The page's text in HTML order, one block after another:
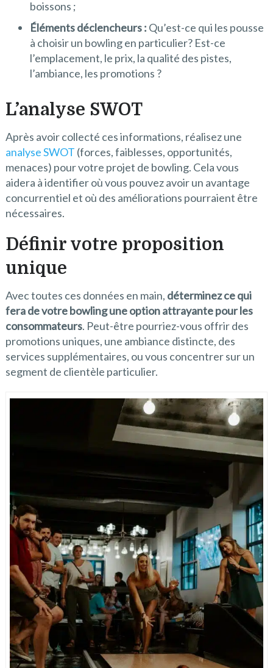
boissons ;
Éléments déclencheurs : Qu’est-ce qui les pousse
à choisir un bowling en particulier? Est-ce
l’emplacement, le prix, la qualité des pistes,
l’ambiance, les promotions ?
L’analyse SWOT
Après avoir collecté ces informations, réalisez une
analyse SWOT (forces, faiblesses, opportunités,
menaces) pour votre projet de bowling. Cela vous
aidera à identifier où vous pouvez avoir un avantage
concurrentiel et où des améliorations pourraient être
nécessaires.
Définir votre proposition
unique
Avec toutes ces données en main, déterminez ce qui
fera de votre bowling une option attrayante pour les
consommateurs. Peut-être pourriez-vous offrir des
promotions uniques, une ambiance distincte, des
services supplémentaires, ou vous concentrer sur un
segment de clientèle particulier.